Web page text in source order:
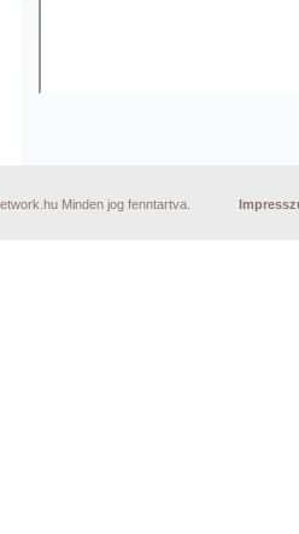
Minden jog fenntartva.